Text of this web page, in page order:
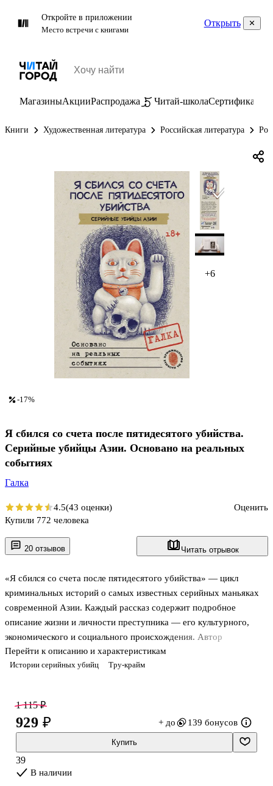
Откройте в приложении
Место встречи с книгами
Открыть
МагазиныАкцииРаспродажа Читай-школаСертификаты
Книги Художественная литература Российская литература
+6
20 отзывов Читать отрывок
Истории серийных убийц Тру-крайм
«Я сбился со счета после пятидесятого убийства» — цикл
криминальных историй о самых известных серийных маньяках
современной Азии. Каждый рассказ содержит подробное
описание жизни и личности преступника — его культурного,
экономического и социального происхождения. Автор
внимательно изучает преступления, чтобы понять: что движет
человеком, который не может остановиться и прекратить
автору пришлось провести настоящее расследование, чтобы
написать эту книгу.
Шесть глав — шесть леденящих душу историй о серийных
убийцах современной Азии.
Перейти к описанию и характеристикам
-17%
Я сбился со счета после пятидесятого убийства.
Серийные убийцы Азии. Основано на реальных
событиях
Галка
4.5(43 оценки)
Оценить
Купили 772 человека
1 115 ₽
929 ₽ + до 139 бонусов
Купить
39
В наличии